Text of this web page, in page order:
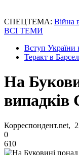
СПЕЦТЕМА: Війна
ВСІ ТЕМИ
Вступ України
Теракт в
На
випадків
Корреспондент.net,
0
610